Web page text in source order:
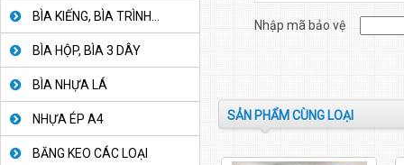
BÌA KIẾNG, BÌA TRÌNH...
BÌA HỘP, BÌA 3 DÂY
BÌA NHỰA LÁ
NHỰA ÉP A4
BĂNG KEO CÁC LOẠI
Nhập mã bảo vệ
SẢN PHẨM CÙNG LOẠI